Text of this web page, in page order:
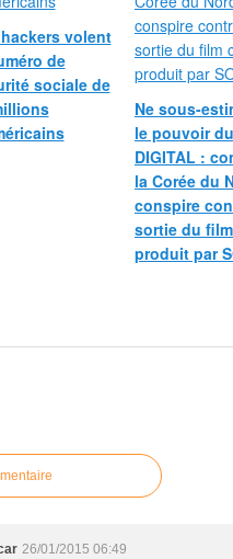
volent
de
sociale de
Ne sous-
le pouvoir du
DIGITAL :
la Corée du
conspire
sortie du
produit par
26/01/2015 06:49